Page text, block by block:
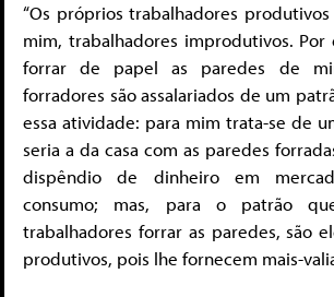
“Os próprios trabalhadores
mim, trabalhadores improdutivos. Por
forrar de papel as paredes de
forradores são assalariados de um
essa atividade: para mim trata-se de
seria a da casa com as paredes
dispêndio de dinheiro em
consumo; mas, para o patrão
trabalhadores forrar as paredes, são
produtivos, pois lhe fornecem mais-